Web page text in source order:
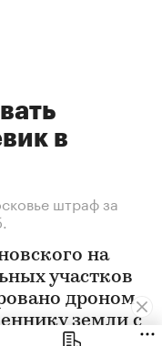
в
штраф за
на
участков
дроном.
земли с